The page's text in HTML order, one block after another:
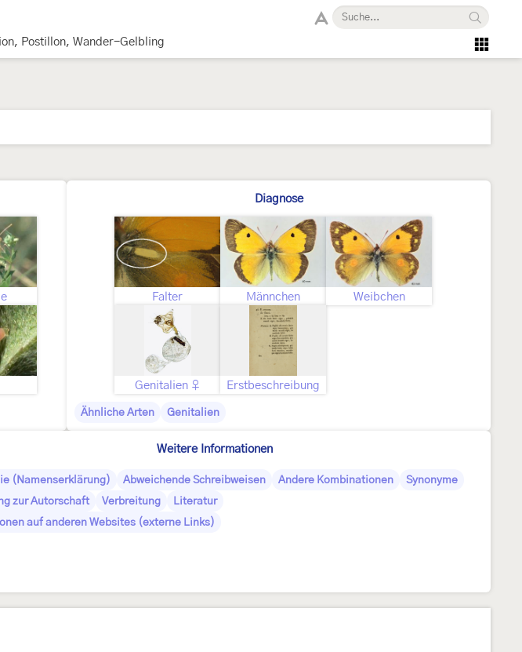
Postillon, Wander-Gelbling
Diagnose
Falter Männchen Weibchen
Genitalien ♀ Erstbeschreibung
Ähnliche Arten Genitalien
Weitere Informationen
(Namenserklärung) Abweichende Schreibweisen Andere Kombinationen
Synonyme
zur Autorschaft
Verbreitung
Literatur
auf anderen Websites (externe Links)